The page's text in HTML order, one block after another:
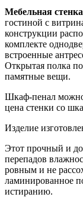
Мебельная
гостиной с
конструкции
комплекте
встроенные
Открытая полка
памятные вещи.
Шкаф-пенал
цена стенки со
Изделие
Этот прочный и
перепадов
ровным и не
ламинированное
истиранию.